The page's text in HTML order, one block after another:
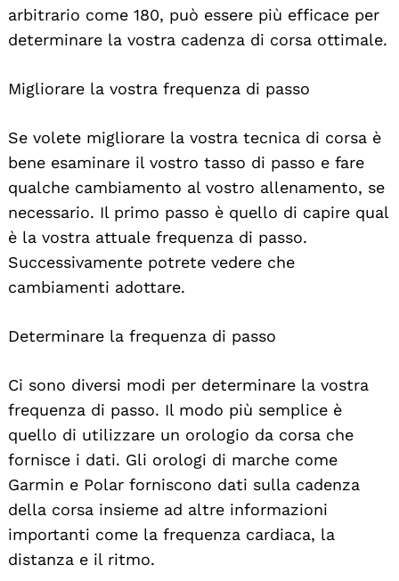
arbitrario come 180, può essere più efficace per
determinare la vostra cadenza di corsa ottimale.
Migliorare la vostra frequenza di passo
Se volete migliorare la vostra tecnica di corsa è
bene esaminare il vostro tasso di passo e fare
qualche cambiamento al vostro allenamento, se
necessario. Il primo passo è quello di capire qual
è la vostra attuale frequenza di passo.
Successivamente potrete vedere che
cambiamenti adottare.
Determinare la frequenza di passo
Ci sono diversi modi per determinare la vostra
frequenza di passo. Il modo più semplice è
quello di utilizzare un orologio da corsa che
fornisce i dati. Gli orologi di marche come
Garmin e Polar forniscono dati sulla cadenza
della corsa insieme ad altre informazioni
importanti come la frequenza cardiaca, la
distanza e il ritmo.